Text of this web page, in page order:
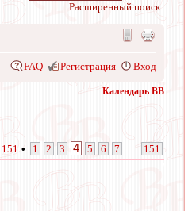
Расширенный поиск
FAQ Регистрация Вход
Календарь ВВ
151 • 1 2 3 4 5 6 7 151